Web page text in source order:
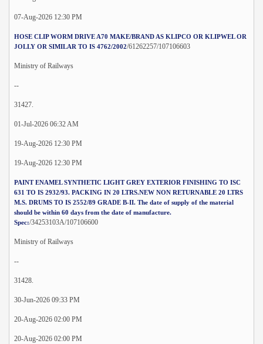
07-Aug-2026 12:30 PM
HOSE CLIP WORM DRIVE A70 MAKE/BRAND AS KLIPCO OR KLIPWEL OR
JOLLY OR SIMILAR TO IS 4762/2002/61262257/107106603
Ministry of Railways
--
31427.
01-Jul-2026 06:32 AM
19-Aug-2026 12:30 PM
19-Aug-2026 12:30 PM
PAINT ENAMEL SYNTHETIC LIGHT GREY EXTERIOR FINISHING TO ISC
631 TO IS 2932/93. PACKING IN 20 LTRS.NEW NON RETURNABLE 20 LTRS
M.S. DRUMS TO IS 2552/89 GRADE B-II. The date of supply of the material
should be within 60 days from the date of manufacture.
Spec:/34253103A/107106600
Ministry of Railways
--
31428.
30-Jun-2026 09:33 PM
20-Aug-2026 02:00 PM
20-Aug-2026 02:00 PM